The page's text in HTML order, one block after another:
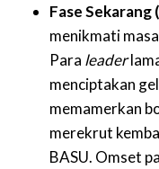
Fase Sekarang
menikmati
Para leader
menciptakan
memamerkan
merekrut
BASU. Omset